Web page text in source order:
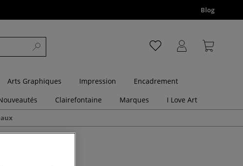
Blog
Arts Graphiques Impression
Encadrement
Clairefontaine Marques I Love Art